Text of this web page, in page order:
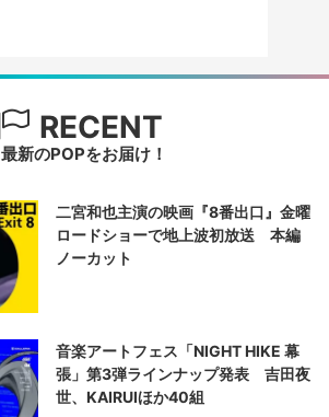
RECENT
最新のPOPをお届け！
二宮和也主演の映画『8番出口』金曜
ロードショーで地上波初放送 本編
ノーカット
音楽アートフェス「NIGHT HIKE 幕
張」第3弾ラインナップ発表 吉田夜
世、KAIRUIほか40組